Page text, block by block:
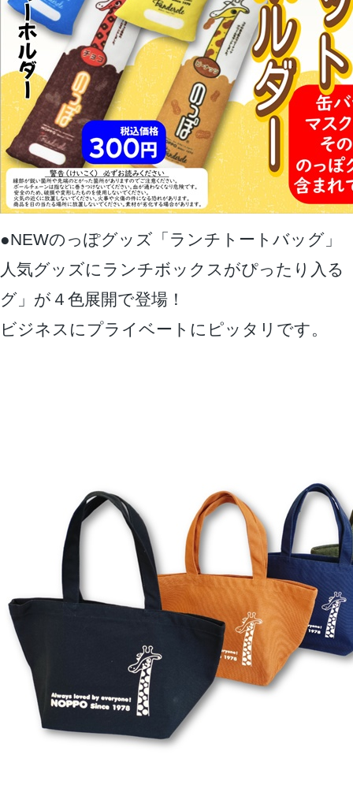
●NEWのっぽグッズ「ランチトートバッグ」
人気グッズにランチボックスがぴったり入る
グ」が４色展開で登場！
ビジネスにプライベートにピッタリです。